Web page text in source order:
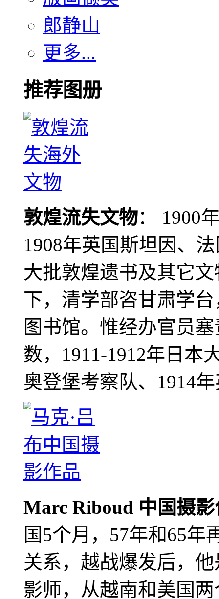
郎静山
更多...
推荐图册
敦煌流失文物： 1900
1908年英国斯坦因、
大批敦煌遗书及其它
下，清学部咨甘肃学
图书馆。惟经办官员
数，1911-1912年日本
奥登堡考察队、1914
Marc Riboud 中国摄
国5个月，57年和65年
关系，越战爆发后，
影师，从越南和美国